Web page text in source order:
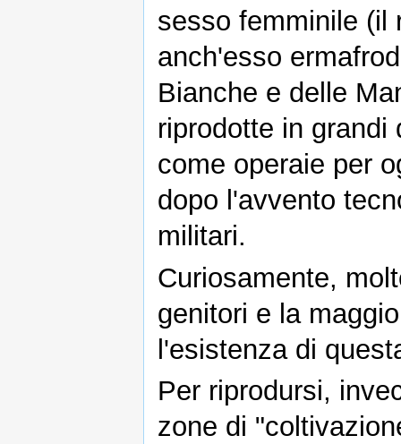
sesso femminile (il
anch'esso
Bianche e delle
riprodotte in
come operaie per
dopo l'avvento
militari.
Curiosamente,
genitori e la
l'esistenza di
Per riprodursi,
zone di